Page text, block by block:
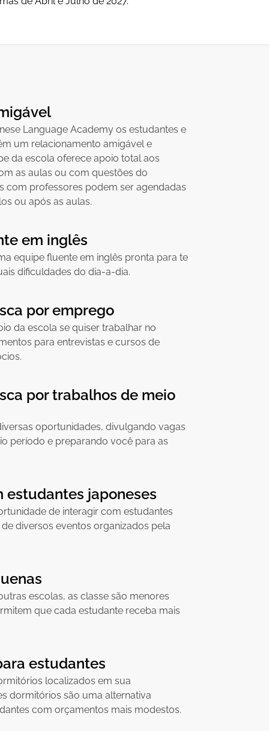
Language Academy os estudantes e
um relacionamento amigável e
da escola oferece apoio total aos
as aulas ou com questões do
com professores podem ser agendadas
ou após as aulas.
em inglês
equipe fluente em inglês pronta para te
dificuldades do dia-a-dia.
por emprego
da escola se quiser trabalhar no
para entrevistas e cursos de
por trabalhos de meio
oportunidades, divulgando vagas
período e preparando você para as
estudantes japoneses
de interagir com estudantes
diversos eventos organizados pela
escolas, as classe são menores
que cada estudante receba mais
estudantes
localizados em sua
dormitórios são uma alternativa
com orçamentos mais modestos.